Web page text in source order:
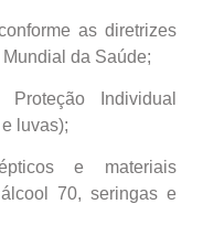
as diretrizes
da Saúde;
Individual
luvas);
e materiais
70, seringas e